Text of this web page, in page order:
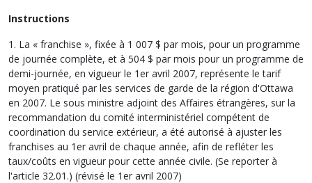
Instructions
1. La « franchise », fixée à 1 007 $ par mois, pour un programme
de journée complète, et à 504 $ par mois pour un programme de
demi-journée, en vigueur le 1er avril 2007, représente le tarif
moyen pratiqué par les services de garde de la région d'Ottawa
en 2007. Le sous ministre adjoint des Affaires étrangères, sur la
recommandation du comité interministériel compétent de
coordination du service extérieur, a été autorisé à ajuster les
franchises au 1er avril de chaque année, afin de refléter les
taux/coûts en vigueur pour cette année civile. (Se reporter à
l'article 32.01.) (révisé le 1er avril 2007)